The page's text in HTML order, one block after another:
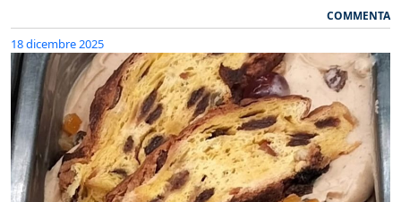
COMMENTA
18 dicembre 2025